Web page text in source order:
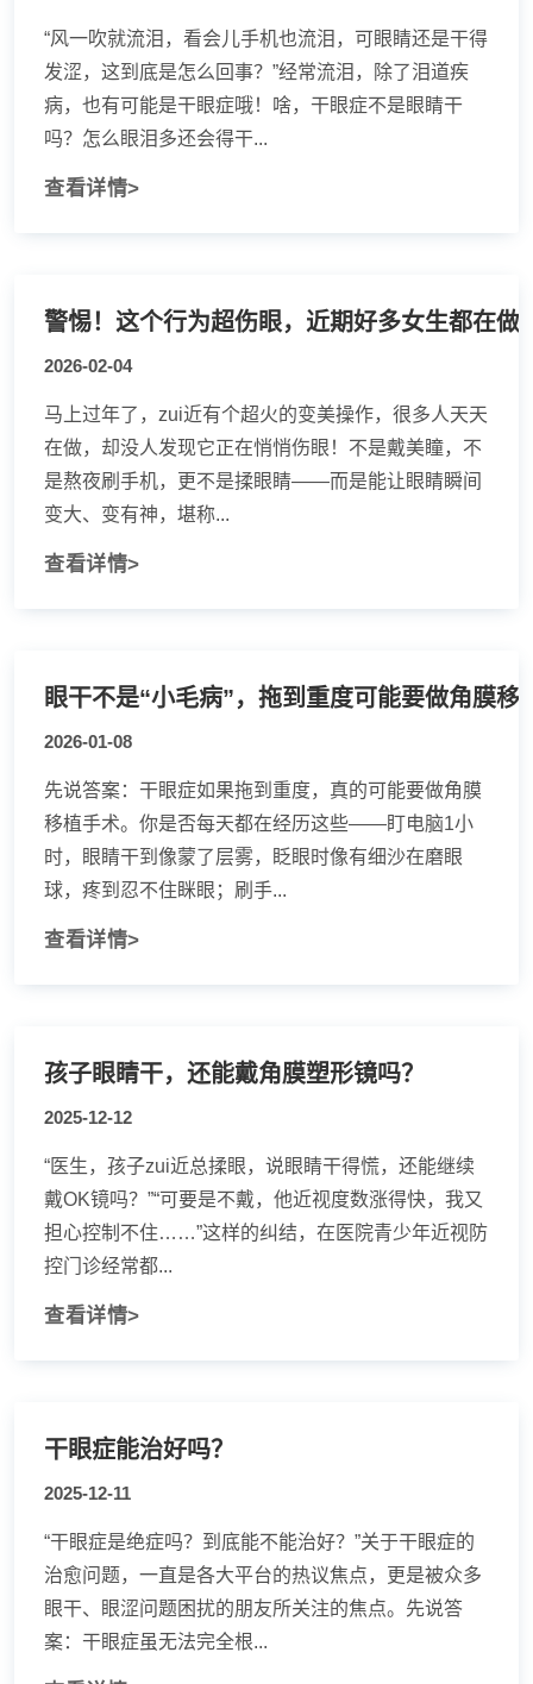
“风一吹就流泪，看会儿手机也流泪，可眼睛还是干得
发涩，这到底是怎么回事？”经常流泪，除了泪道疾
病，也有可能是干眼症哦！啥，干眼症不是眼睛干
吗？怎么眼泪多还会得干...
查看详情>
警惕！这个行为超伤眼，近期好多女生都在做
2026-02-04
马上过年了，zui近有个超火的变美操作，很多人天天
在做，却没人发现它正在悄悄伤眼！不是戴美瞳，不
是熬夜刷手机，更不是揉眼睛——而是能让眼睛瞬间
变大、变有神，堪称...
查看详情>
2026-01-08
先说答案：干眼症如果拖到重度，真的可能要做角膜
移植手术。你是否每天都在经历这些——盯电脑1小
时，眼睛干到像蒙了层雾，眨眼时像有细沙在磨眼
球，疼到忍不住眯眼；刷手...
查看详情>
孩子眼睛干，还能戴角膜塑形镜吗？
2025-12-12
“医生，孩子zui近总揉眼，说眼睛干得慌，还能继续
戴OK镜吗？”“可要是不戴，他近视度数涨得快，我又
担心控制不住……”这样的纠结，在医院青少年近视防
控门诊经常都...
查看详情>
干眼症能治好吗？
2025-12-11
“干眼症是绝症吗？到底能不能治好？”关于干眼症的
治愈问题，一直是各大平台的热议焦点，更是被众多
眼干、眼涩问题困扰的朋友所关注的焦点。先说答
案：干眼症虽无法完全根...